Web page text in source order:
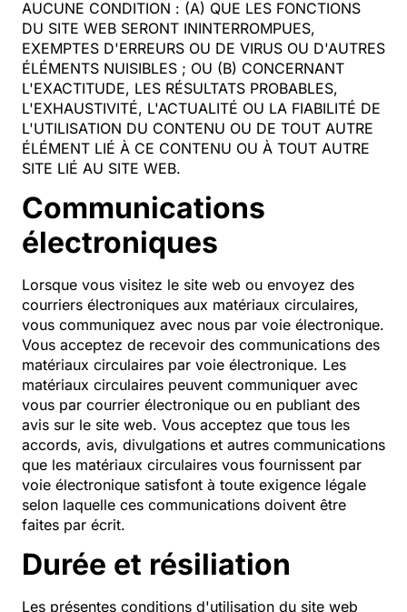
AUCUNE CONDITION : (A) QUE LES FONCTIONS
DU SITE WEB SERONT ININTERROMPUES,
EXEMPTES D'ERREURS OU DE VIRUS OU D'AUTRES
ÉLÉMENTS NUISIBLES ; OU (B) CONCERNANT
L'EXACTITUDE, LES RÉSULTATS PROBABLES,
L'EXHAUSTIVITÉ, L'ACTUALITÉ OU LA FIABILITÉ DE
L'UTILISATION DU CONTENU OU DE TOUT AUTRE
ÉLÉMENT LIÉ À CE CONTENU OU À TOUT AUTRE
SITE LIÉ AU SITE WEB.
Communications
électroniques
Lorsque vous visitez le site web ou envoyez des
courriers électroniques aux matériaux circulaires,
vous communiquez avec nous par voie électronique.
Vous acceptez de recevoir des communications des
matériaux circulaires par voie électronique. Les
matériaux circulaires peuvent communiquer avec
vous par courrier électronique ou en publiant des
avis sur le site web. Vous acceptez que tous les
accords, avis, divulgations et autres communications
que les matériaux circulaires vous fournissent par
voie électronique satisfont à toute exigence légale
selon laquelle ces communications doivent être
faites par écrit.
Durée et résiliation
Les présentes conditions d'utilisation du site web